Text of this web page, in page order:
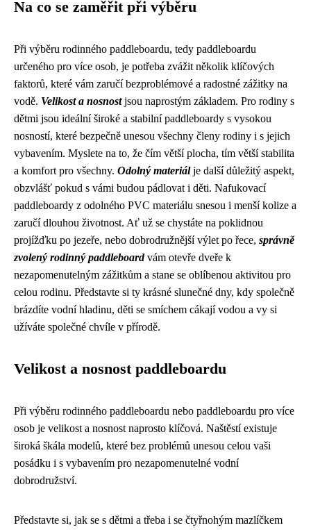
Na co se zaměřit při výběru
Při výběru rodinného paddleboardu, tedy paddleboardu
určeného pro více osob, je potřeba zvážit několik klíčových
faktorů, které vám zaručí bezproblémové a radostné zážitky na
vodě. Velikost a nosnostjsou naprostým základem. Pro rodiny s
dětmi jsou ideální široké a stabilní paddleboardy s vysokou
nosností, které bezpečně unesou všechny členy rodiny i s jejich
vybavením. Myslete na to, že čím větší plocha, tím větší stabilita
a komfort pro všechny. Odolný materiálje další důležitý aspekt,
obzvlášť pokud s vámi budou pádlovat i děti. Nafukovací
paddleboardy z odolného PVC materiálu snesou i menší kolize a
zaručí dlouhou životnost. Ať už se chystáte na poklidnou
projížďku po jezeře, nebo dobrodružnější výlet po řece, správně
zvolený rodinný paddleboardvám otevře dveře k
nezapomenutelným zážitkům a stane se oblíbenou aktivitou pro
celou rodinu. Představte si ty krásné slunečné dny, kdy společně
brázdíte vodní hladinu, děti se smíchem cákají vodou a vy si
užíváte společné chvíle v přírodě.
Velikost a nosnost paddleboardu
Při výběru rodinného paddleboardu nebo paddleboardu pro více
osob je velikost a nosnost naprosto klíčová. Naštěstí existuje
široká škála modelů, které bez problémů unesou celou vaši
posádku i s vybavením pro nezapomenutelné vodní
dobrodružství.
Představte si, jak se s dětmi a třeba i se čtyřnohým mazlíčkem